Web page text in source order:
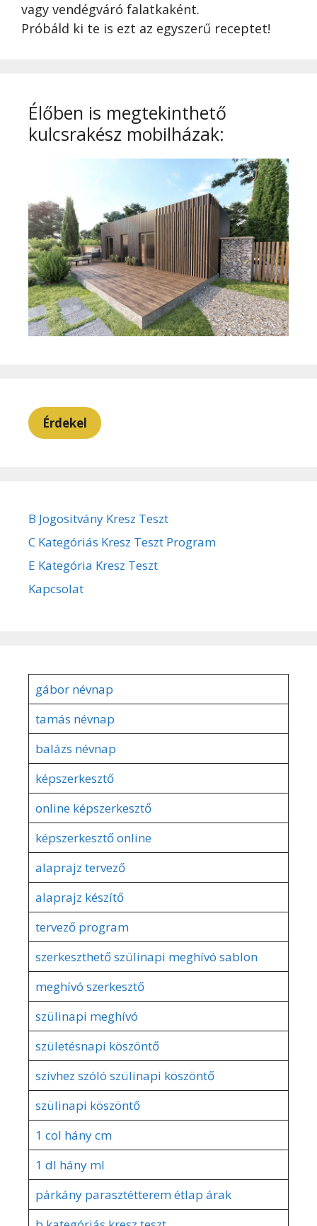
vagy vendégváró falatkaként.
Próbáld ki te is ezt az egyszerű receptet!
Élőben is megtekinthető
kulcsrakész mobilházak:
Érdekel
B Jogositvány Kresz Teszt
C Kategóriás Kresz Teszt Program
E Kategória Kresz Teszt
Kapcsolat
gábor névnap
tamás névnap
balázs névnap
képszerkesztő
online képszerkesztő
képszerkesztő online
alaprajz tervező
alaprajz készítő
tervező program
szerkeszthető szülinapi meghívó sablon
meghívó szerkesztő
szülinapi meghívó
születésnapi köszöntő
szívhez szóló szülinapi köszöntő
szülinapi köszöntő
1 col hány cm
1 dl hány ml
párkány parasztétterem étlap árak